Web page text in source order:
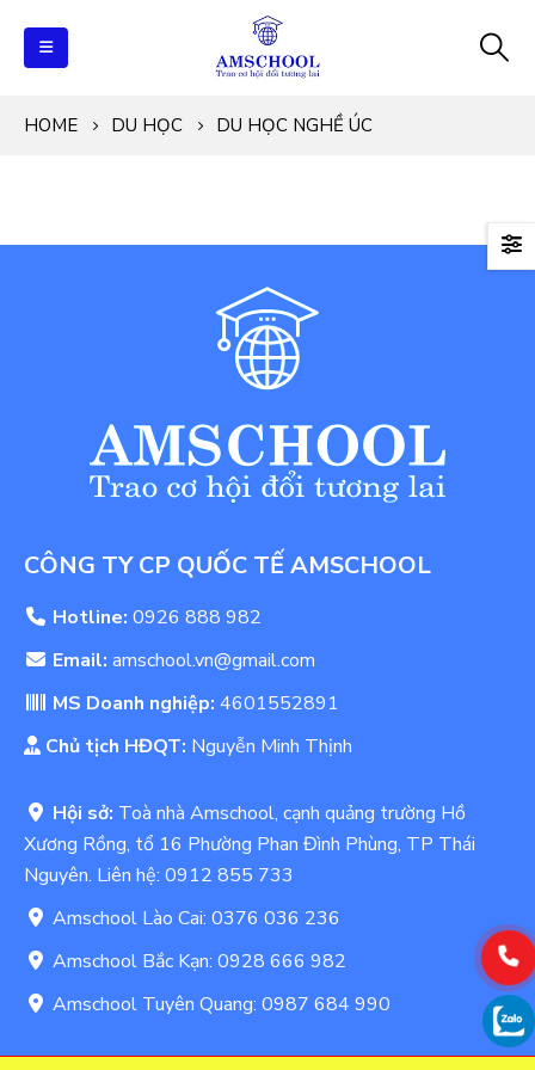
HOME DU HỌC DU HỌC NGHỀ ÚC
CÔNG TY CP QUỐC TẾ AMSCHOOL
Hotline: 0926 888 982
Email: amschool.vn@gmail.com
MS Doanh nghiệp: 4601552891
Chủ tịch HĐQT: Nguyễn Minh Thịnh
Hội sở: Toà nhà Amschool, cạnh quảng trường Hồ
Xương Rồng, tổ 16 Phường Phan Đình Phùng, TP Thái
Nguyên. Liên hệ: 0912 855 733
Amschool Lào Cai: 0376 036 236
Amschool Bắc Kạn: 0928 666 982
Amschool Tuyên Quang: 0987 684 990